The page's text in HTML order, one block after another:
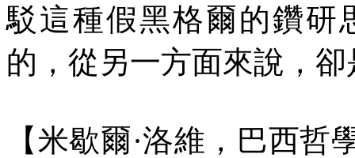
駁這種假黑格爾的鑽研
的，從另一方面來說，
【米歇爾·洛維，巴西哲